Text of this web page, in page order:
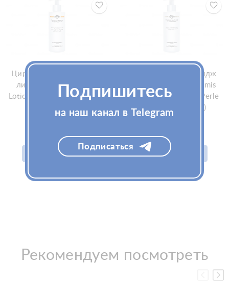
Добавить в корзину
Циркониевый тоник для
лица Gemmis Tonique-
Lotion au Zirconium 200мл
Добавить в корзину
Жемчужный анти-эйдж
тоник для лица Gemmis
Tonique anti-âge à la Perle
250мл (Джеммис)
Рекомендуем посмотреть
Подпишитесь
на наш канал в Telegram
Подписаться